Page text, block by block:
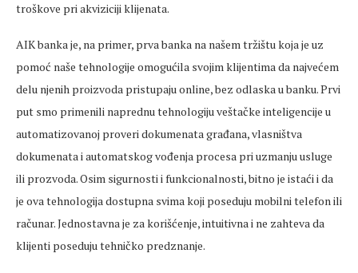
troškove pri akviziciji klijenata.
AIK banka je, na primer, prva banka na našem tržištu koja je uz
pomoć naše tehnologije omogućila svojim klijentima da najvećem
delu njenih proizvoda pristupaju online, bez odlaska u banku. Prvi
put smo primenili naprednu tehnologiju veštačke inteligencije u
automatizovanoj proveri dokumenata građana, vlasništva
dokumenata i automatskog vođenja procesa pri uzmanju usluge
ili prozvoda. Osim sigurnosti i funkcionalnosti, bitno je istaći i da
je ova tehnologija dostupna svima koji poseduju mobilni telefon ili
računar. Jednostavna je za korišćenje, intuitivna i ne zahteva da
klijenti poseduju tehničko predznanje.